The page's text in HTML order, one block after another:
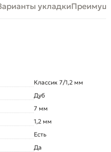
укладки
Классик 7/1,2 мм
Дуб
7 мм
1,2 мм
Есть
Да